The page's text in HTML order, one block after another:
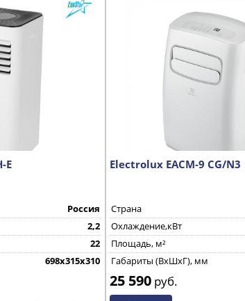
E
Россия
2,2
22
698х315х310
Electrolux EACM-9 CG/N3
Страна
Охлаждение,кВт
Площадь, м²
Габариты (ВхШхГ), мм
25 590 руб.